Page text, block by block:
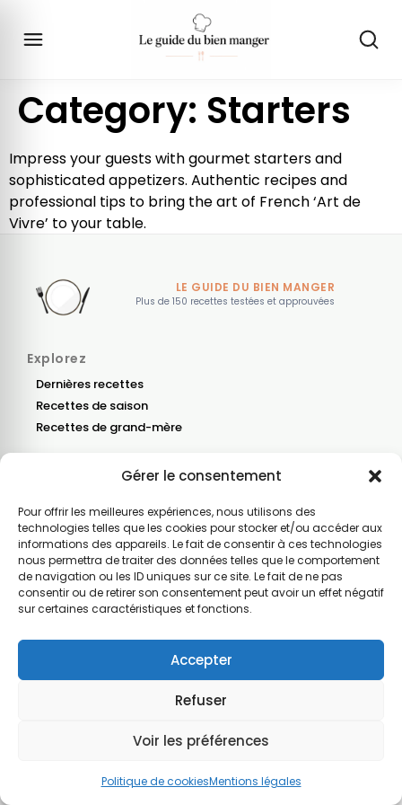
Gérer le consentement
Pour offrir les meilleures expériences, nous utilisons des
technologies telles que les cookies pour stocker et/ou accéder aux
informations des appareils. Le fait de consentir à ces technologies
nous permettra de traiter des données telles que le comportement
de navigation ou les ID uniques sur ce site. Le fait de ne pas
consentir ou de retirer son consentement peut avoir un effet négatif
sur certaines caractéristiques et fonctions.
Accepter
Refuser
Voir les préférences
Politique de cookiesMentions légales
Category: Starters
Impress your guests with gourmet starters and
sophisticated appetizers. Authentic recipes and
professional tips to bring the art of French ‘Art de
Vivre’ to your table.
LE GUIDE DU BIEN MANGER
Plus de 150 recettes testées et approuvées
Explorez
Dernières recettes
Recettes de saison
Recettes de grand-mère
Nous contacter
Recevez nos dernières recettes
Une fois par mois, les nouvelles recettes, un menu
de saison et une astuce ou une info cuisine.
Votre e-mail
Je m’inscris
J’accepte de recevoir la newsletter par e-mail.
©2026 – Le Guide du Bien Manger
Politique de confidentialité